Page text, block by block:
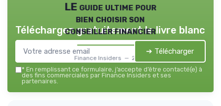
LE guide ultime pour
bien choisir son
conseiller financier
Finance Insiders — 2026
Téléchargez gratuitement le livre blanc
➔ Télécharger
* En remplissant ce formulaire, j’accepte d’être contacté(e) à
des fins commerciales par Finance Insiders et ses
partenaires.